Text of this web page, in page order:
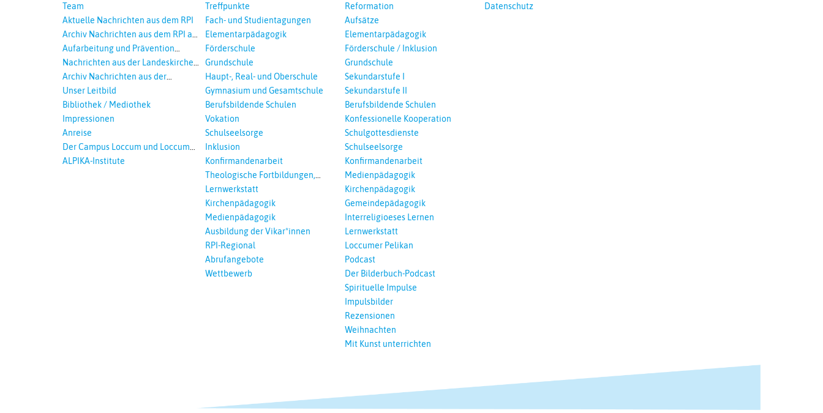
Team
Aktuelle Nachrichten aus dem RPI
Archiv Nachrichten aus dem RPI ab
2018
Aufarbeitung und Prävention
sexualisierte Gewalt - Landeskirche
Nachrichten aus der Landeskirche
Hannovers
Archiv Nachrichten aus der
Landeskirche in Auswahl
Unser Leitbild
Bibliothek / Mediothek
Impressionen
Anreise
Der Campus Loccum und Loccumer
Einrichtungen
ALPIKA-Institute
Treffpunkte
Fach- und Studientagungen
Elementarpädagogik
Förderschule
Grundschule
Haupt-, Real- und Oberschule
Gymnasium und Gesamtschule
Berufsbildende Schulen
Vokation
Schulseelsorge
Inklusion
Konfirmandenarbeit
Theologische Fortbildungen,
Ökumenisches und Interreligöses
Lernwerkstatt
Kirchenpädagogik
Medienpädagogik
Ausbildung der Vikar*innen
RPI-Regional
Abrufangebote
Wettbewerb
Reformation
Aufsätze
Elementarpädagogik
Förderschule / Inklusion
Grundschule
Sekundarstufe I
Sekundarstufe II
Berufsbildende Schulen
Konfessionelle Kooperation
Schulgottesdienste
Schulseelsorge
Konfirmandenarbeit
Medienpädagogik
Kirchenpädagogik
Gemeindepädagogik
Interreligioeses Lernen
Lernwerkstatt
Loccumer Pelikan
Podcast
Der Bilderbuch-Podcast
Spirituelle Impulse
Impulsbilder
Rezensionen
Weihnachten
Mit Kunst unterrichten
Datenschutz